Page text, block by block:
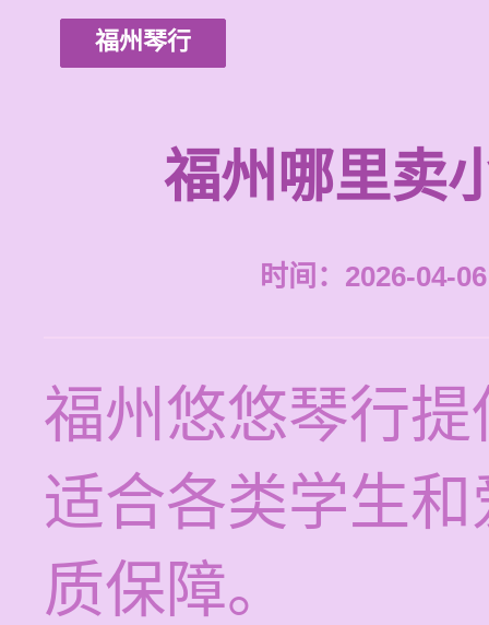
福州琴行
福州哪里卖
时间：2026-04-
福州悠悠琴行
适合各类学生
质保障。